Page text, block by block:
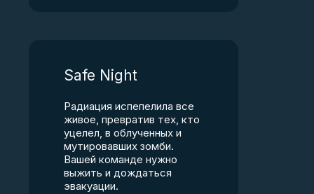
Safe Night
Радиация испепелила все
живое, превратив тех, кто
уцелел, в облученных и
мутировавших зомби.
Вашей команде нужно
выжить и дождаться
эвакуации.